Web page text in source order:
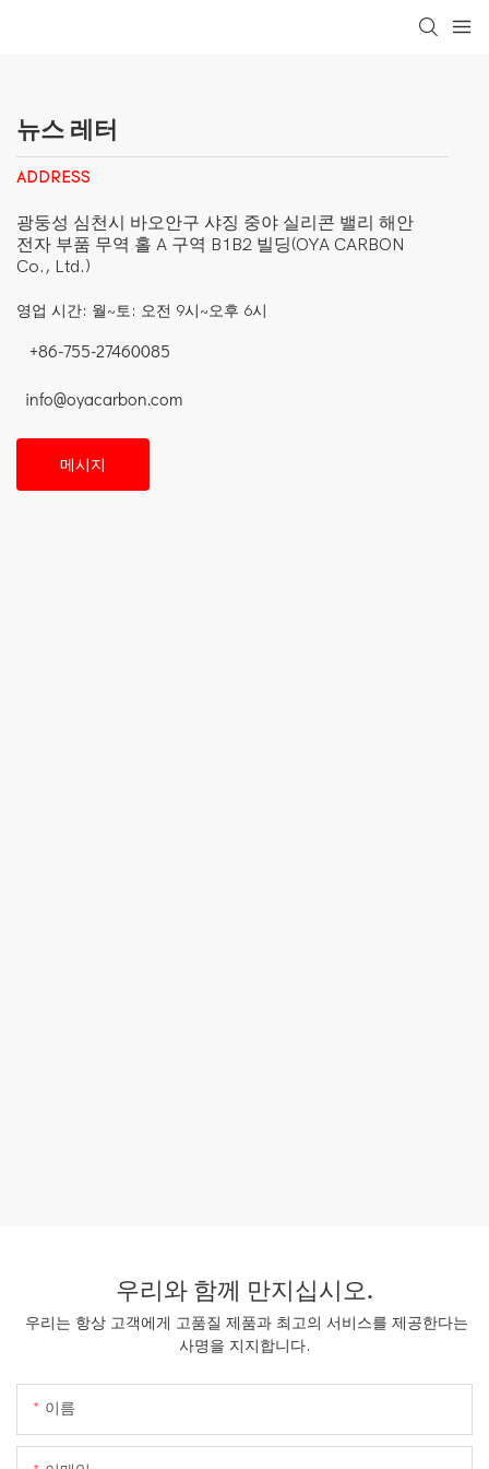
뉴스 레터
ADDRESS
광둥성 심천시 바오안구 샤징 중야 실리콘 밸리 해안
전자 부품 무역 홀 A 구역 B1B2 빌딩(OYA CARBON
Co., Ltd.)
영업 시간: 월~토: 오전 9시~오후 6시
+86-755-27460085
info@oyacarbon.com
메시지
우리와 함께 만지십시오.
우리는 항상 고객에게 고품질 제품과 최고의 서비스를 제공한다는
사명을 지지합니다.
이름